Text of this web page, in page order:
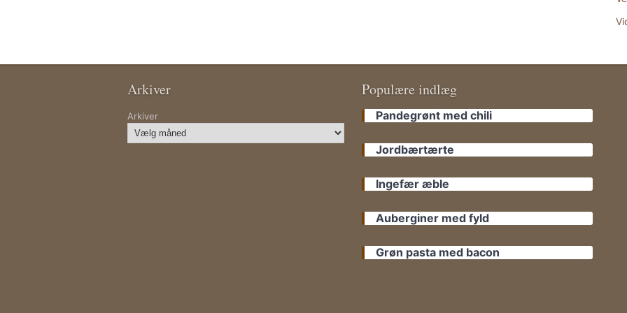
Arkiver
Arkiver
Populære indlæg
Pandegrønt med chili
Jordbærtærte
Ingefær æble
Auberginer med fyld
Grøn pasta med bacon